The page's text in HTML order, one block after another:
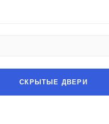
СКРЫТЫЕ ДВЕРИ